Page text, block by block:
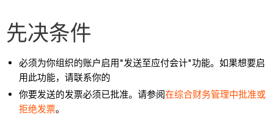
先决条件
必须为你组织的账户启用"发送至应付会计"功能。如果想要启
用此功能，请联系你的
你要发送的发票必须已批准。请参阅在综合财务管理中批准或
拒绝发票。